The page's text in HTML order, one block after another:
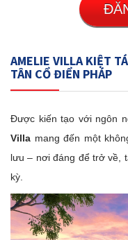
AMELIE VILLA KIỆT
TÂN CỔ ĐIỂN PHÁP
Được kiến tạo với ngôn
Villa mang đến một
lưu – nơi đáng để trở về,
kỳ.